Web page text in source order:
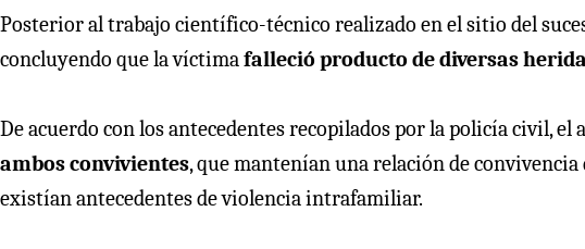
Posterior al trabajo científico-técnico realizado en el sitio del
concluyendo que la víctimafalleció producto de diversas
De acuerdo con los antecedentes recopilados por la policía civil, el
ambos convivientes, que mantenían una relación de
existían antecedentes de violencia intrafamiliar.